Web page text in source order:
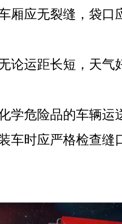
厢应无裂缝，袋口
论运距长短，天气
学危险品的车辆运
车时应严格检查缝